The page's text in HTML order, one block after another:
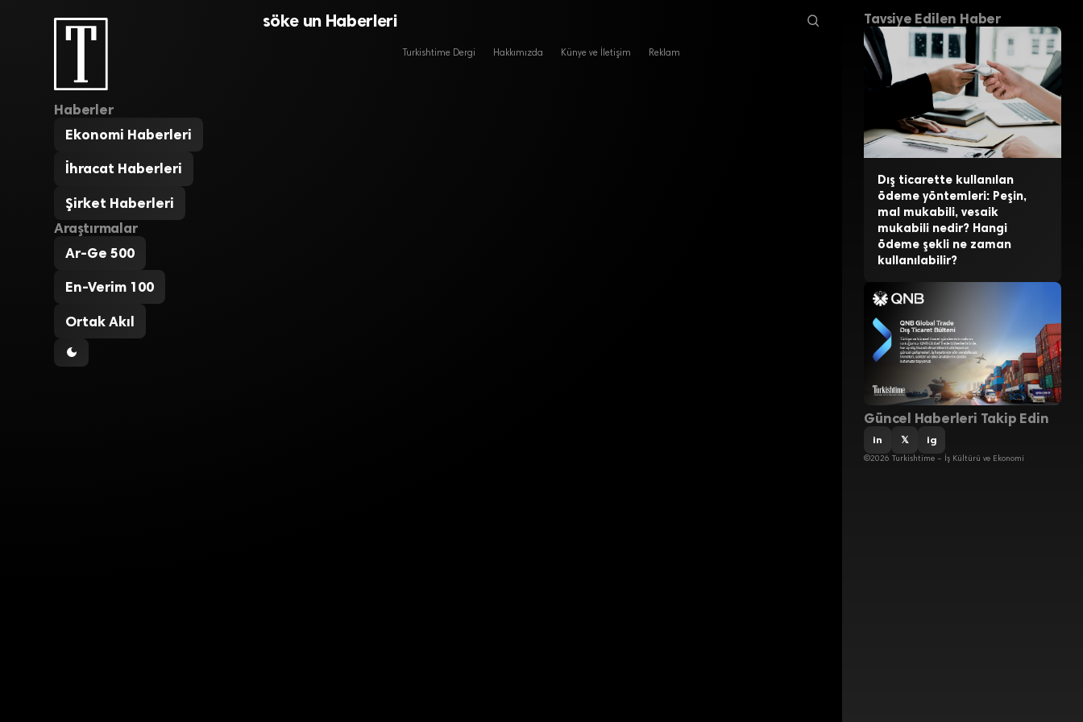
Haberler
Ekonomi Haberleri
İhracat Haberleri
Şirket Haberleri
Araştırmalar
Ar-Ge 500
En-Verim 100
Ortak Akıl
söke un Haberleri
Turkishtime Dergi Hakkımızda Künye ve İletişim Reklam
Tavsiye Edilen Haber
Dış ticarette kullanılan
ödeme yöntemleri: Peşin,
mal mukabili, vesaik
mukabili nedir? Hangi
ödeme şekli ne zaman
kullanılabilir?
Güncel Haberleri Takip Edin
in 𝕏 ig
©2026 Turkishtime – İş Kültürü ve Ekonomi